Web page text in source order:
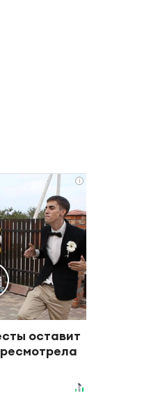
i
оставит